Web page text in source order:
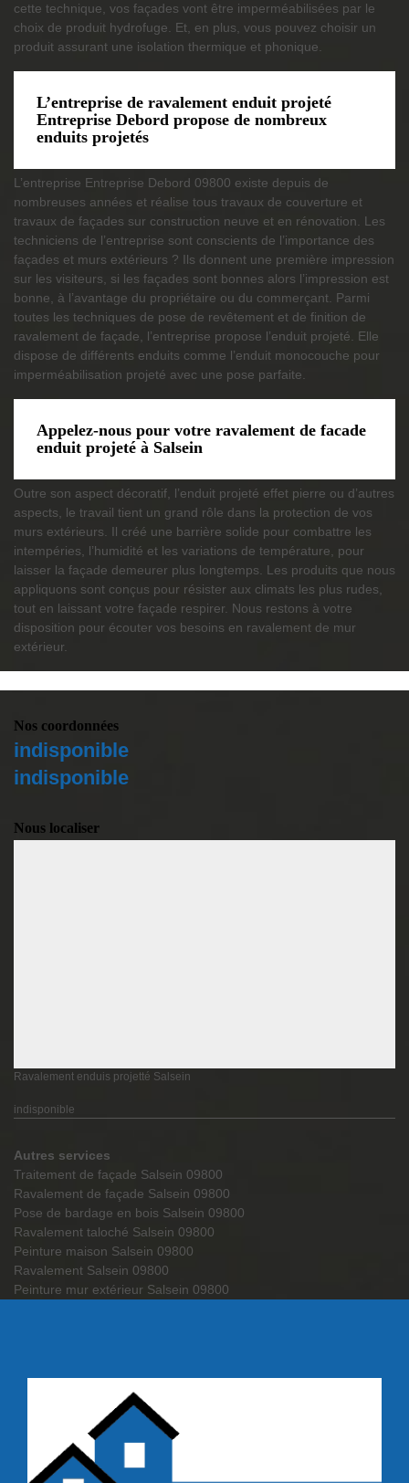
cette technique, vos façades vont être imperméabilisées par le
choix de produit hydrofuge. Et, en plus, vous pouvez choisir un
produit assurant une isolation thermique et phonique.
L’entreprise de ravalement enduit projeté
Entreprise Debord propose de nombreux
enduits projetés
L’entreprise Entreprise Debord 09800 existe depuis de
nombreuses années et réalise tous travaux de couverture et
travaux de façades sur construction neuve et en rénovation. Les
techniciens de l’entreprise sont conscients de l’importance des
façades et murs extérieurs ? Ils donnent une première impression
sur les visiteurs, si les façades sont bonnes alors l’impression est
bonne, à l’avantage du propriétaire ou du commerçant. Parmi
toutes les techniques de pose de revêtement et de finition de
ravalement de façade, l’entreprise propose l’enduit projeté. Elle
dispose de différents enduits comme l’enduit monocouche pour
imperméabilisation projeté avec une pose parfaite.
Appelez-nous pour votre ravalement de facade
enduit projeté à Salsein
Outre son aspect décoratif, l’enduit projeté effet pierre ou d’autres
aspects, le travail tient un grand rôle dans la protection de vos
murs extérieurs. Il créé une barrière solide pour combattre les
intempéries, l’humidité et les variations de température, pour
laisser la façade demeurer plus longtemps. Les produits que nous
appliquons sont conçus pour résister aux climats les plus rudes,
tout en laissant votre façade respirer. Nous restons à votre
disposition pour écouter vos besoins en ravalement de mur
extérieur.
Nos coordonnées
indisponible
indisponible
Nous localiser
Ravalement enduis projetté Salsein
indisponible
Autres services
Traitement de façade Salsein 09800
Ravalement de façade Salsein 09800
Pose de bardage en bois Salsein 09800
Ravalement taloché Salsein 09800
Peinture maison Salsein 09800
Ravalement Salsein 09800
Peinture mur extérieur Salsein 09800